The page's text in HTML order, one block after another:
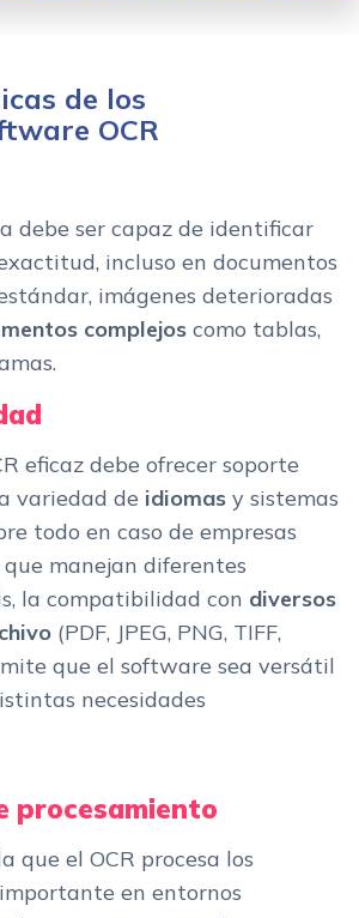
de los
OCR
debe ser capaz de identificar
incluso en documentos
imágenes deterioradas
complejos como tablas,
eficaz debe ofrecer soporte
variedad de idiomas y sistemas
todo en caso de empresas
manejan diferentes
la compatibilidad con diversos
(PDF, JPEG, PNG, TIFF,
que el software sea versátil
necesidades
procesamiento
que el OCR procesa los
en entornos